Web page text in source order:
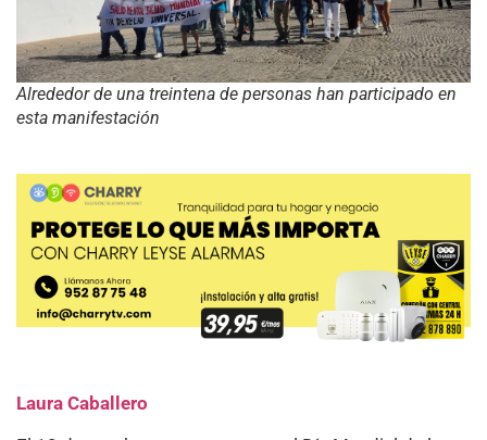
Alrededor de una treintena de personas han participado en
esta manifestación
Laura Caballero